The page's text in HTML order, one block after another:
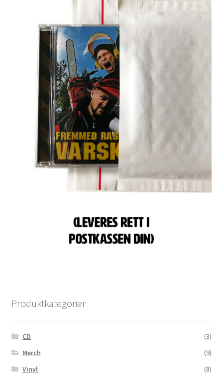
Produktkategorier
CD
(3)
Merch
(9)
Vinyl
(8)